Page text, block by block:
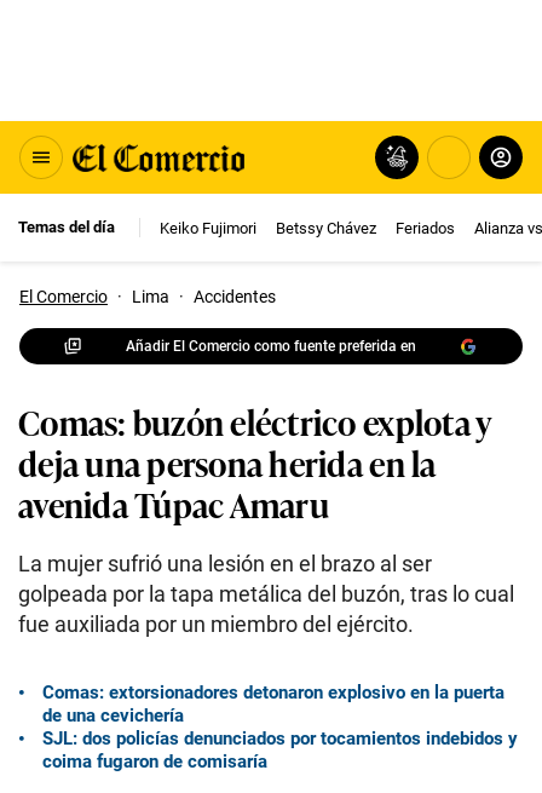
Temas del día Keiko Fujimori Betssy Chávez Feriados Alianza
El Comercio · Lima · Accidentes
Añadir El Comercio como fuente preferida en
Comas: buzón eléctrico explota y
deja una persona herida en la
avenida Túpac Amaru
La mujer sufrió una lesión en el brazo al ser
golpeada por la tapa metálica del buzón, tras lo cual
fue auxiliada por un miembro del ejército.
Comas: extorsionadores detonaron explosivo en la puerta
de una cevichería
SJL: dos policías denunciados por tocamientos indebidos y
coima fugaron de comisaría